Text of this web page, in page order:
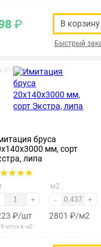
₽ В корзину
Быстрый
316006
бруса
мм, сорт
липа
+
₽/шт
штук в м2
м2
- +
2801 ₽/м2